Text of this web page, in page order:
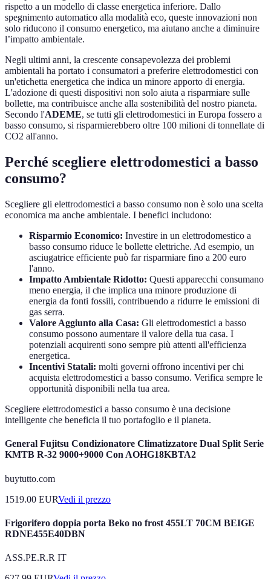
rispetto a un modello di classe energetica inferiore. Dallo
spegnimento automatico alla modalità eco, queste innovazioni non
solo riducono il consumo energetico, ma aiutano anche a diminuire
l’impatto ambientale.
Negli ultimi anni, la crescente consapevolezza dei problemi
ambientali ha portato i consumatori a preferire elettrodomestici con
un'etichetta energetica che indica un minore apporto di energia.
L'adozione di questi dispositivi non solo aiuta a risparmiare sulle
bollette, ma contribuisce anche alla sostenibilità del nostro pianeta.
Secondo l'ADEME, se tutti gli elettrodomestici in Europa fossero a
basso consumo, si risparmierebbero oltre 100 milioni di tonnellate di
CO2 all'anno.
Perché scegliere elettrodomestici a basso
consumo?
Scegliere gli elettrodomestici a basso consumo non è solo una scelta
economica ma anche ambientale. I benefici includono:
Risparmio Economico: Investire in un elettrodomestico a
basso consumo riduce le bollette elettriche. Ad esempio, un
asciugatrice efficiente può far risparmiare fino a 200 euro
l'anno.
Impatto Ambientale Ridotto: Questi apparecchi consumano
meno energia, il che implica una minore produzione di
energia da fonti fossili, contribuendo a ridurre le emissioni di
gas serra.
Valore Aggiunto alla Casa: Gli elettrodomestici a basso
consumo possono aumentare il valore della tua casa. I
potenziali acquirenti sono sempre più attenti all'efficienza
energetica.
Incentivi Statali: molti governi offrono incentivi per chi
acquista elettrodomestici a basso consumo. Verifica sempre le
opportunità disponibili nella tua area.
Scegliere elettrodomestici a basso consumo è una decisione
intelligente che beneficia il tuo portafoglio e il pianeta.
General Fujitsu Condizionatore Climatizzatore Dual Split Serie
KMTB R-32 9000+9000 Con AOHG18KBTA2
buytutto.com
1519.00 EURVedi il prezzo
Frigorifero doppia porta Beko no frost 455LT 70CM BEIGE
RDNE455E40DBN
ASS.PE.R.R IT